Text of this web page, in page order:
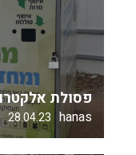
פסולת
hanas
28.04.23